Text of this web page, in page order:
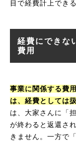
目で経費計上でき
経費にできな
費用
事業に関係する費
は、経費としては
は、大家さんに「
が終わると返還さ
きません。一方で